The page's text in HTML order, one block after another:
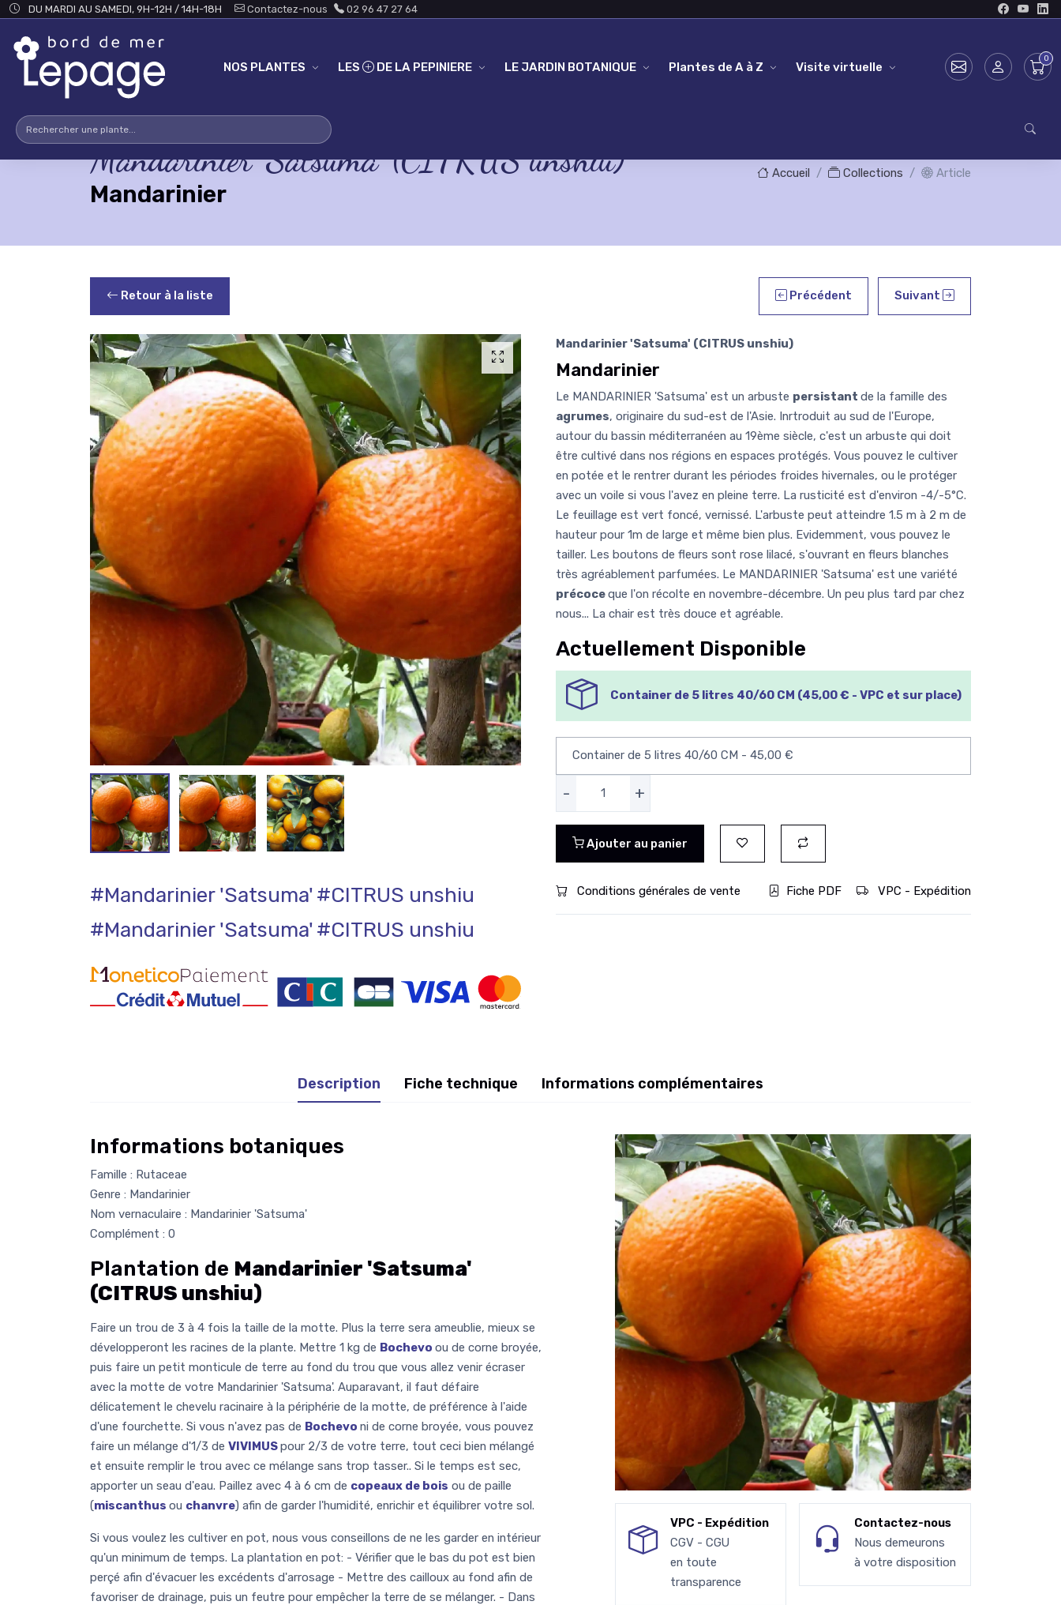
Skip to main content
DU MARDI AU SAMEDI, 9H-12H / 14H-18H Contactez-nous 02 96 47 27 64
NOS PLANTES LES DE LA PEPINIERE LE JARDIN BOTANIQUE Plantes de A à Z Visite virtuelle
Mandarinier 'Satsuma' (CITRUS unshiu)
Mandarinier
Accueil Collections Article
Retour à la liste Précédent Suivant
#Mandarinier 'Satsuma'#CITRUS unshiu
#Mandarinier 'Satsuma'#CITRUS unshiu
Mandarinier 'Satsuma' (CITRUS unshiu)
Mandarinier
Le MANDARINIER 'Satsuma' est un arbuste persistant de la famille des
agrumes, originaire du sud-est de l'Asie. Inrtroduit au sud de l'Europe,
autour du bassin méditerranéen au 19ème siècle, c'est un arbuste qui doit
être cultivé dans nos régions en espaces protégés. Vous pouvez le cultiver
en potée et le rentrer durant les périodes froides hivernales, ou le protéger
avec un voile si vous l'avez en pleine terre. La rusticité est d'environ -4/-5°C.
Le feuillage est vert foncé, vernissé. L'arbuste peut atteindre 1.5 m à 2 m de
hauteur pour 1m de large et même bien plus. Evidemment, vous pouvez le
tailler. Les boutons de fleurs sont rose lilacé, s'ouvrant en fleurs blanches
très agréablement parfumées. Le MANDARINIER 'Satsuma' est une variété
précoceque l'on récolte en novembre-décembre. Un peu plus tard par chez
nous... La chair est très douce et agréable.
Actuellement Disponible
Container de 5 litres 40/60 CM (45,00 € - VPC et sur place)
- +
Ajouter au panier
Conditions générales de vente Fiche PDF VPC - Expédition
Description Fiche technique Informations complémentaires
Informations botaniques
Famille : Rutaceae
Genre : Mandarinier
Nom vernaculaire : Mandarinier 'Satsuma'
Complément : 0
Plantation de Mandarinier 'Satsuma'
(CITRUS unshiu)
Faire un trou de 3 à 4 fois la taille de la motte. Plus la terre sera ameublie, mieux se
développeront les racines de la plante. Mettre 1 kg de Bochevo ou de corne broyée,
puis faire un petit monticule de terre au fond du trou que vous allez venir écraser
avec la motte de votre Mandarinier 'Satsuma'. Auparavant, il faut défaire
délicatement le chevelu racinaire à la périphérie de la motte, de préférence à l'aide
d'une fourchette. Si vous n'avez pas de Bochevo ni de corne broyée, vous pouvez
faire un mélange d'1/3 de VIVIMUSpour 2/3 de votre terre, tout ceci bien mélangé
et ensuite remplir le trou avec ce mélange sans trop tasser.. Si le temps est sec,
apporter un seau d'eau. Paillez avec 4 à 6 cm de copeaux de bois ou de paille
(miscanthus ou chanvre) afin de garder l'humidité, enrichir et équilibrer votre sol.
Si vous voulez les cultiver en pot, nous vous conseillons de ne les garder en intérieur
qu'un minimum de temps. La plantation en pot: - Vérifier que le bas du pot est bien
perçé afin d'évacuer les excédents d'arrosage - Mettre des cailloux au fond afin de
favoriser de drainage, puis un feutre pour empêcher la terre de se mélanger. - Dans
VPC - Expédition
CGV - CGU
en toute
transparence
Contactez-nous
Nous demeurons
à votre disposition